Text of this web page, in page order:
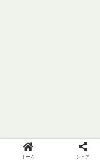
ホーム シェア